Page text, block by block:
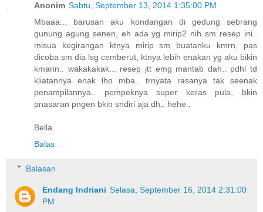
Anonim Sabtu, September 13, 2014 1:35:00 PM
Mbaaa... barusan aku kondangan di gedung sebrang
gunung agung senen, eh ada yg mirip2 nih sm resep ini..
misua kegirangan ktnya mirip sm buatanku kmrn, pas
dicoba sm dia lsg cemberut, ktnya lebih enakan yg aku bikin
kmarin.. wakakakak... resep jtt emg mantab dah.. pdhl td
kliatannya enak lho mba.. trnyata rasanya tak seenak
penampilannya.. pempeknya super keras pula, bkin
pnasaran pngen bkin sndiri aja dh.. hehe..
Bella
Balas
Balasan
Endang Indriani Selasa, September 16, 2014 2:31:00
PM